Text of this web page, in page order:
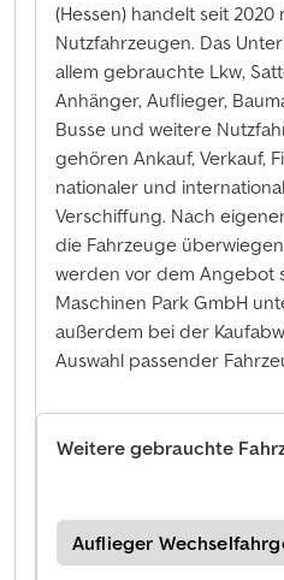
(Hessen) handelt seit 2020
Nutzfahrzeugen. Das
allem gebrauchte Lkw,
Anhänger, Auflieger,
Busse und weitere
gehören Ankauf, Verkauf,
nationaler und
Verschiffung. Nach
die Fahrzeuge
werden vor dem Angebot
Maschinen Park GmbH
außerdem bei der
Auswahl passender
Weitere gebrauchte
Auflieger